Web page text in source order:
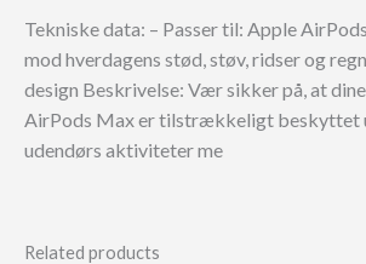
Tekniske data: – Passer til: Apple
mod hverdagens stød, støv, ridser og
design Beskrivelse: Vær sikker på, at
AirPods Max er tilstrækkeligt beskyttet
udendørs aktiviteter me
Related products